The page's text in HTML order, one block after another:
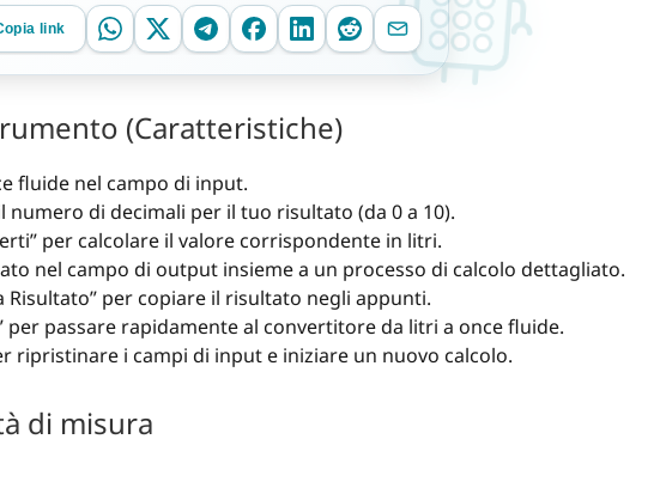
link
(Caratteristiche)
fluide nel campo di input.
numero di decimali per il tuo risultato (da 0 a 10).
per calcolare il valore corrispondente in litri.
nel campo di output insieme a un processo di calcolo dettagliato.
Risultato” per copiare il risultato negli appunti.
per passare rapidamente al convertitore da litri a once fluide.
ripristinare i campi di input e iniziare un nuovo calcolo.
di misura